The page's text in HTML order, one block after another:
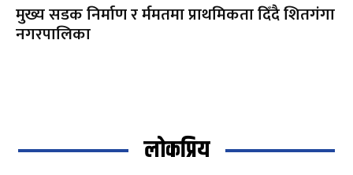
मुख्य सडक निर्माण र र्ममतमा प्राथमिकता दिँदै शितगंगा
नगरपालिका
लोकप्रिय